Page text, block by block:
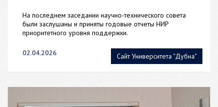
Сайт Университета "Дубна"
На последнем заседании научно-технического совета
были заслушаны и приняты годовые отчеты НИР
приоритетного уровня поддержки.
02.04.2026